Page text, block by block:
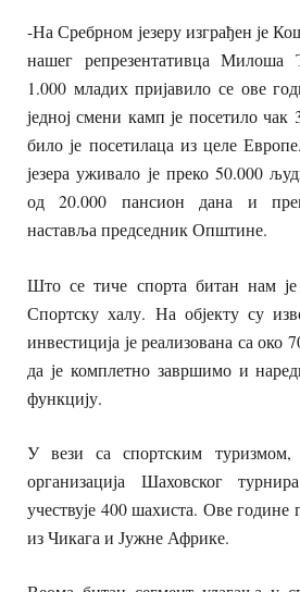
-На Сребрном језеру изграђен је
нашег репрезентативца
1.000 младих пријавило се ове
једној смени камп је посетило
било је посетилаца из целе
језера уживало је преко 50.000
од 20.000 пансион дана и
наставља председник Општине.
Што се тиче спорта битан нам је
Спортску халу. На објекту су
инвестиција је реализована са
да је комплетно завршимо и
функцију.
У вези са спортским
организација Шаховског
учествује 400 шахиста. Ове године
из Чикага и Јужне Африке.